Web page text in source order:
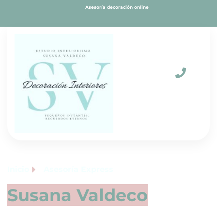
Asesoría decoración online
Susana Valdeco